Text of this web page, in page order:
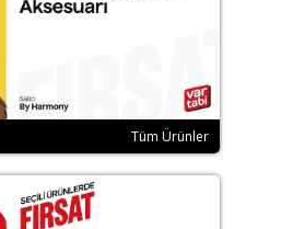
Tüm Ürünler